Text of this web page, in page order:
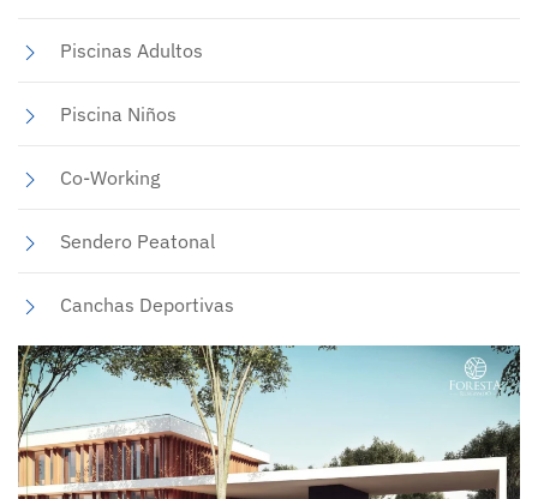
Piscinas Adultos
Piscina Niños
Co-Working
Sendero Peatonal
Canchas Deportivas